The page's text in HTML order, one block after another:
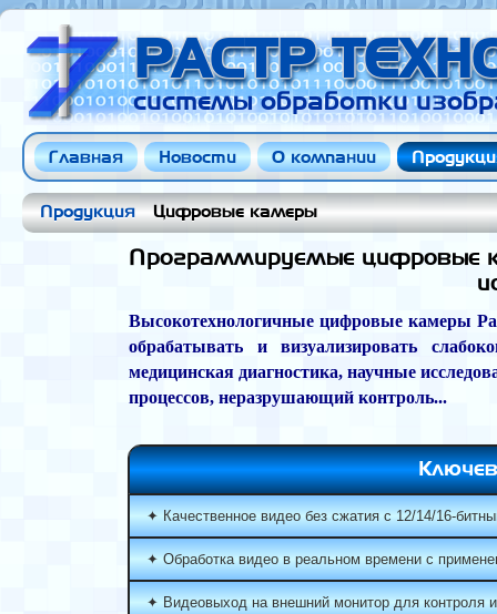
РАСТР
системы обработки
Главная Новости О компании
Продукция Цифровые камеры
Программируемые цифровые
Высокотехнологичные цифровые камеры
обрабатывать и визуализировать
медицинская диагностика, научные
процессов, неразрушающий контроль...
✦ Качественное видео без сжатия с 12/14/16-
✦ Обработка видео в реальном времени с
✦ Видеовыход на внешний монитор для контроля